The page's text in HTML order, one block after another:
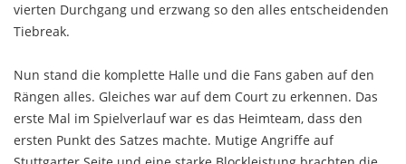
vierten Durchgang und erzwang so den alles entscheidenden
Tiebreak.
Nun stand die komplette Halle und die Fans gaben auf den
Rängen alles. Gleiches war auf dem Court zu erkennen. Das
erste Mal im Spielverlauf war es das Heimteam, dass den
ersten Punkt des Satzes machte. Mutige Angriffe auf